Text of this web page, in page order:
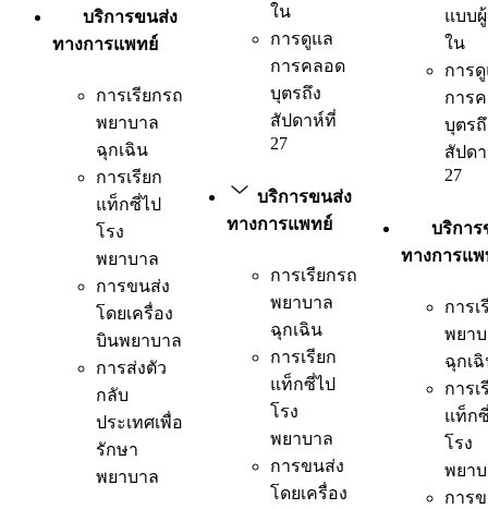
บริการขนส่ง
ทางการแพทย์
การเรียกรถ
พยาบาล
ฉุกเฉิน
การเรียก
แท็กซี่ไป
โรง
พยาบาล
การขนส่ง
โดยเครื่อง
บินพยาบาล
การส่งตัว
กลับ
ประเทศเพื่อ
รักษา
พยาบาล
ใน
การดูแล
การคลอด
บุตรถึง
สัปดาห์ที่
27
บริการขนส่ง
ทางการแพทย์
การเรียกรถ
พยาบาล
ฉุกเฉิน
การเรียก
แท็กซี่ไป
โรง
พยาบาล
การขนส่ง
โดยเครื่อง
แบบ
ใน
การ
การ
บุตร
สัปด
27
บริการ
ทางการแ
การเ
พยา
ฉุกเ
การเ
แท็ก
โรง
พยา
การ